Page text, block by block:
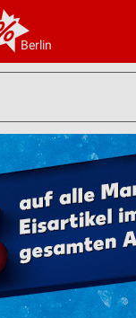
Berlin